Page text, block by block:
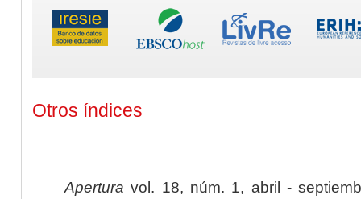
Otros índices
Apertura vol. 18, núm. 1, abril -